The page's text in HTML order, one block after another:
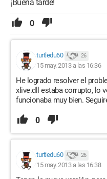
¡Buena tarde!
0
turtledu60 26
15 may. 2013 a las 16:36
He logrado resolver el
xlive.dll estaba corrupto, lo
funcionaba muy bien.
0
turtledu60 26
15 may. 2013 a las 16:38